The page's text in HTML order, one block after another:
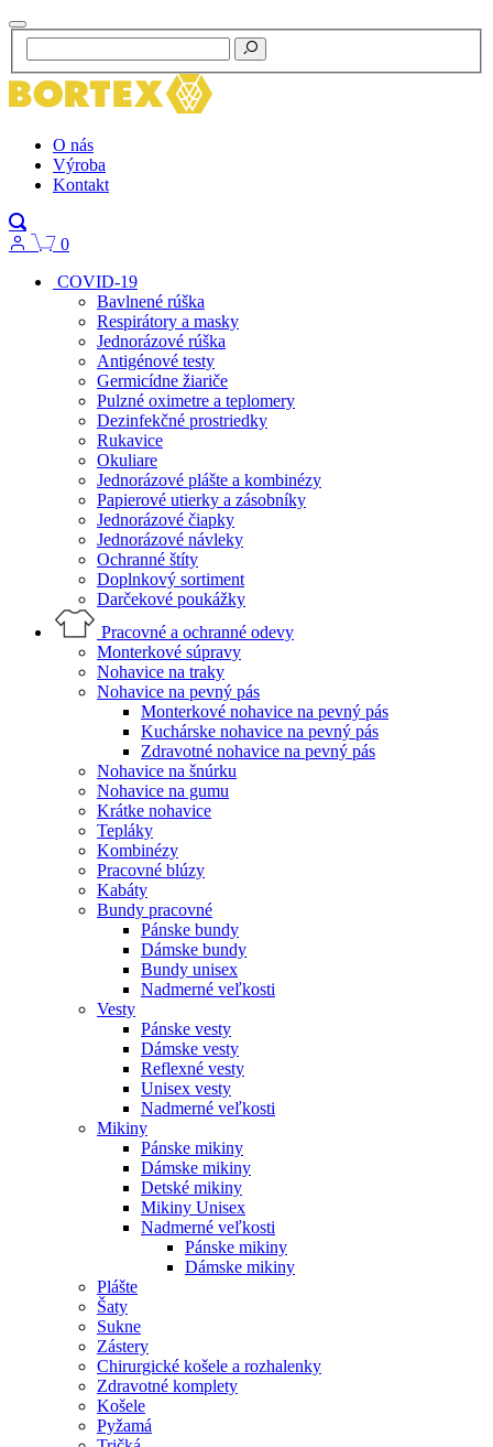
O nás
Výroba
Kontakt
0
COVID-19
Bavlnené rúška
Respirátory a masky
Jednorázové rúška
Antigénové testy
Germicídne žiariče
Pulzné oximetre a teplomery
Dezinfekčné prostriedky
Rukavice
Okuliare
Jednorázové plášte a kombinézy
Papierové utierky a zásobníky
Jednorázové čiapky
Jednorázové návleky
Ochranné štíty
Doplnkový sortiment
Darčekové poukážky
Pracovné a ochranné odevy
Monterkové súpravy
Nohavice na traky
Nohavice na pevný pás
Monterkové nohavice na pevný pás
Kuchárske nohavice na pevný pás
Zdravotné nohavice na pevný pás
Nohavice na šnúrku
Nohavice na gumu
Krátke nohavice
Tepláky
Kombinézy
Pracovné blúzy
Kabáty
Bundy pracovné
Pánske bundy
Dámske bundy
Bundy unisex
Nadmerné veľkosti
Vesty
Pánske vesty
Dámske vesty
Reflexné vesty
Unisex vesty
Nadmerné veľkosti
Mikiny
Pánske mikiny
Dámske mikiny
Detské mikiny
Mikiny Unisex
Nadmerné veľkosti
Pánske mikiny
Dámske mikiny
Plášte
Šaty
Sukne
Zástery
Chirurgické košele a rozhalenky
Zdravotné komplety
Košele
Pyžamá